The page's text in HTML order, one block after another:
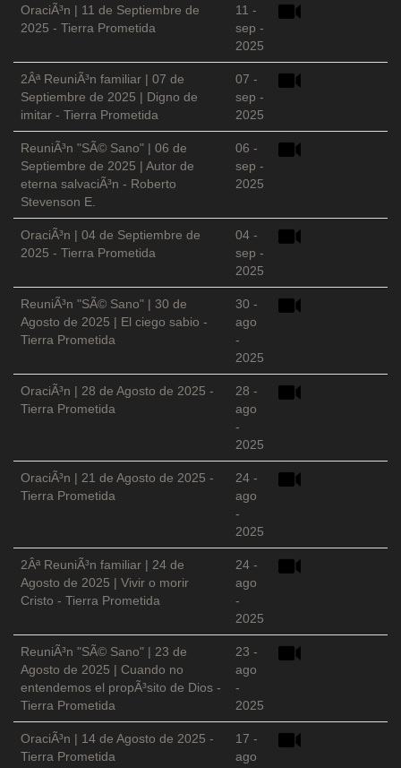
OraciÃ³n | 11 de Septiembre de
2025 - Tierra Prometida
11 -
sep -
2025
2Âª ReuniÃ³n familiar | 07 de
Septiembre de 2025 | Digno de
imitar - Tierra Prometida
07 -
sep -
2025
ReuniÃ³n "SÃ© Sano" | 06 de
Septiembre de 2025 | Autor de
eterna salvaciÃ³n - Roberto
Stevenson E.
06 -
sep -
2025
OraciÃ³n | 04 de Septiembre de
2025 - Tierra Prometida
04 -
sep -
2025
ReuniÃ³n "SÃ© Sano" | 30 de
Agosto de 2025 | El ciego sabio -
Tierra Prometida
30 -
ago
-
2025
OraciÃ³n | 28 de Agosto de 2025 -
Tierra Prometida
28 -
ago
-
2025
OraciÃ³n | 21 de Agosto de 2025 -
Tierra Prometida
24 -
ago
-
2025
2Âª ReuniÃ³n familiar | 24 de
Agosto de 2025 | Vivir o morir
Cristo - Tierra Prometida
24 -
ago
-
2025
ReuniÃ³n "SÃ© Sano" | 23 de
Agosto de 2025 | Cuando no
entendemos el propÃ³sito de Dios -
Tierra Prometida
23 -
ago
-
2025
OraciÃ³n | 14 de Agosto de 2025 -
Tierra Prometida
17 -
ago